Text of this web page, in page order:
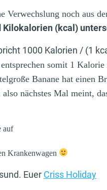
Verwechslung noch aus
Kilokalorien (kcal)
1000 Kalorien / (1
somit 1
Banane hat einen
nächstes Mal meint,
auf
Krankenwagen
Euer Criss Holiday